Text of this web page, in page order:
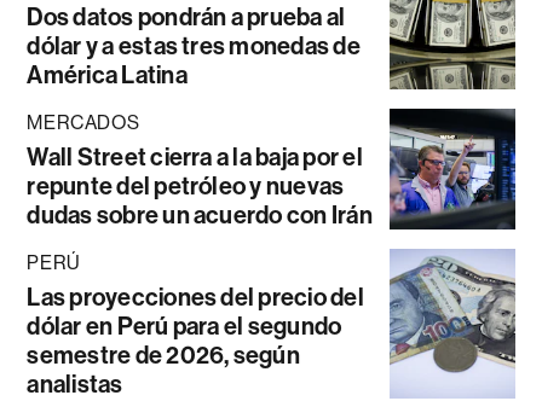
Dos datos pondrán a prueba al
dólar y a estas tres monedas de
América Latina
MERCADOS
Wall Street cierra a la baja por el
repunte del petróleo y nuevas
dudas sobre un acuerdo con Irán
PERÚ
Las proyecciones del precio del
dólar en Perú para el segundo
semestre de 2026, según
analistas